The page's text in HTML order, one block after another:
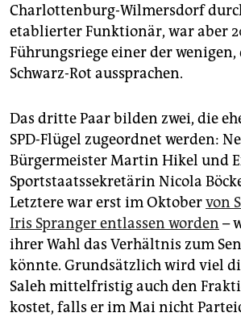
Charlottenburg-Wilmersdorf
etablierter Funktionär, war aber
Führungsriege einer der wenigen,
Schwarz-Rot aussprachen.
Das dritte Paar bilden zwei, die
SPD-Flügel zugeordnet werden:
Bürgermeister Martin Hikel und
Sportstaatssekretärin Nicola
Letztere war erst im Oktobervon
Iris Spranger entlassen worden –
ihrer Wahl das Verhältnis zum
könnte. Grundsätzlich wird viel
Saleh mittelfristig auch den
kostet, falls er im Mai nicht